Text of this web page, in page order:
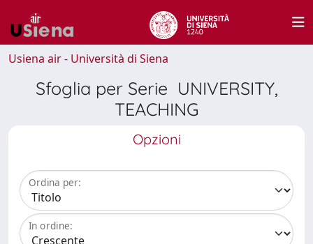
Usiena air - Università di Siena
Sfoglia per Serie UNIVERSITY,
TEACHING
Opzioni
Ordina per:
In ordine: